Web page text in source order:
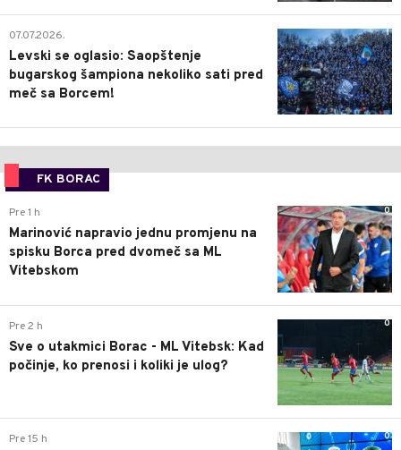
1
07.07.2026.
Levski se oglasio: Saopštenje
bugarskog šampiona nekoliko sati pred
meč sa Borcem!
FK BORAC
0
Pre 1 h
Marinović napravio jednu promjenu na
spisku Borca pred dvomeč sa ML
Vitebskom
0
Pre 2 h
Sve o utakmici Borac - ML Vitebsk: Kad
počinje, ko prenosi i koliki je ulog?
0
Pre 15 h